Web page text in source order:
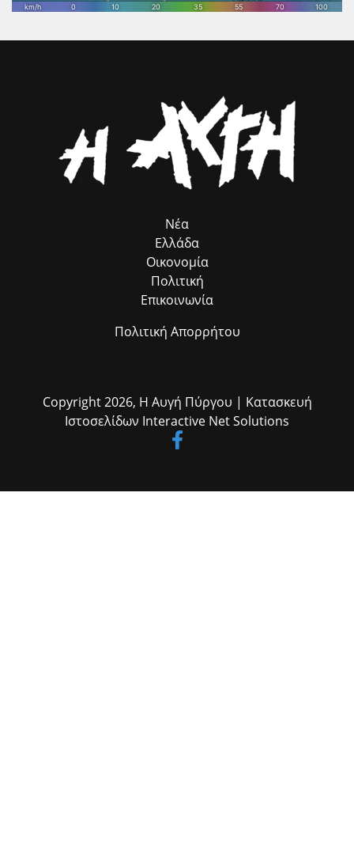
βιώσιμη ανάπτυξη, την επιχειρηματικότητα και την εξωστρέφεια του
κληρονομιάς αποτελεί επένδυση στο μέλλον της Ηλείας και στις
Νέα
Ελλάδα
Οικονομία
Πολιτική
Επικοινωνία
Πολιτική Απορρήτου
Copyright 2026, Η Αυγή Πύργου | Κατασκευή
Ιστοσελίδων Interactive Net Solutions